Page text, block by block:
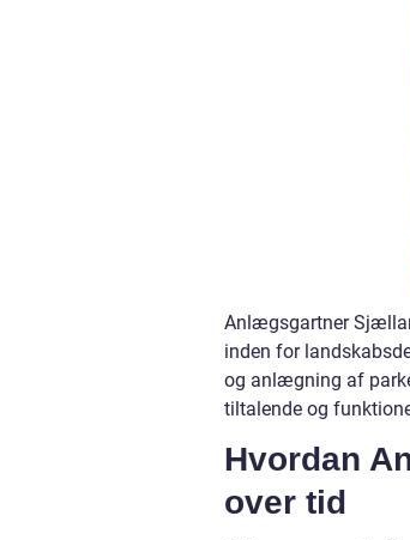
Anlægsgartner
inden for
og anlægning af
tiltalende og
Hvordan
over tid